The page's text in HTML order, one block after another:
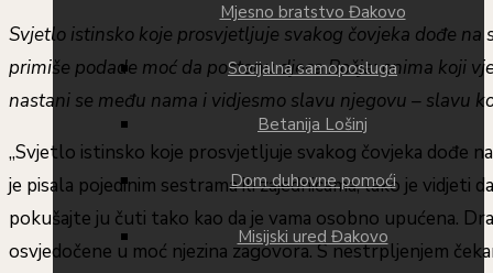
Mjesno bratstvo Đakovo
Socijalna samoposluga
Betanija Lošinj
Dom duhovne pomoći
Misijski ured Đakovo
Svjetlo istinsko koje prosvjetljuje svakog čovjeka dođe
primiše podade moć da postanu djeca Božja: onima koji
nastani se među nama i vidjesmo slavu njegovu – slavu
„Svjetlo istinsko koje prosvjetljuje svakog čovjeka dođe
je pisala pojedinim sestrama ili zajednicama, lako je
pokušajte ju čuti tako kao da je vama osobno upućena.
osvjedočene u moć njezina zagovora. S nestrpljenjem